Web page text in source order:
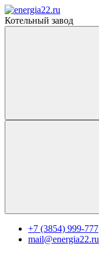
Котельный завод
+7 (3854) 999-777
mail@energia22.ru